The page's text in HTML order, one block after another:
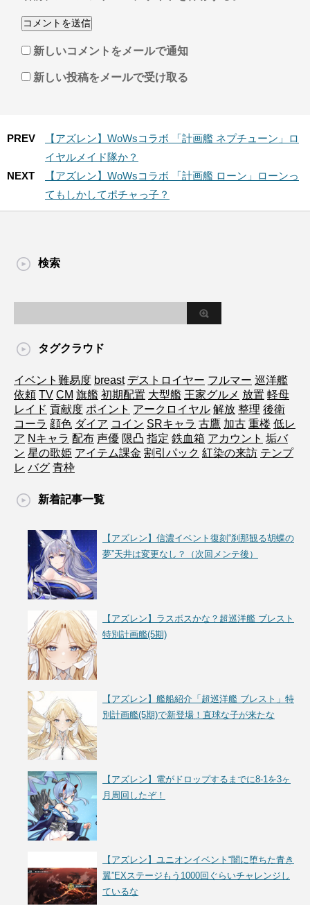
新しいコメントをメールで通知
新しい投稿をメールで受け取る
PREV
【アズレン】WoWsコラボ 「計画艦 ネプチューン」ロ
イヤルメイド隊か？
NEXT
【アズレン】WoWsコラボ 「計画艦 ローン」ローンっ
てもしかしてポチャっ子？
検索
タグクラウド
イベント難易度 breast デストロイヤー フルマー 巡洋艦
依頼 TV CM 旗艦 初期配置 大型艦 王家グルメ 放置 軽母
レイド 貢献度 ポイント アークロイヤル 解放 整理 後衛
コーラ 顔色 ダイア コイン SRキャラ 古鷹 加古 重楼 低レ
ア Nキャラ 配布 声優 限凸 指定 鉄血箱 アカウント 垢バ
ン 星の歌姫 アイテム課金 割引パック 紅染の来訪 テンプ
レ バグ 青枠
新着記事一覧
【アズレン】信濃イベント復刻“刹那観る胡蝶の
夢”天井は変更なし？（次回メンテ後）
【アズレン】ラスボスかな？超巡洋艦 ブレスト
特別計画艦(5期)
【アズレン】艦船紹介「超巡洋艦 ブレスト」特
別計画艦(5期)で新登場！直球な子が来たな
【アズレン】電がドロップするまでに8-1を3ヶ
月周回したぞ！
【アズレン】ユニオンイベント“闇に堕ちた青き
翼”EXステージもう1000回ぐらいチャレンジし
ているな